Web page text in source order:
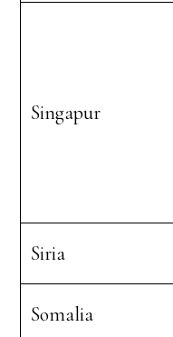
Singapur
Siria
Somalia